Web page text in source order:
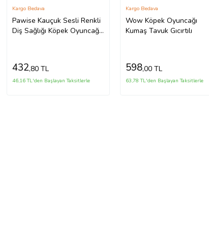
Pawise Kauçuk Sesli Renkli
Diş Sağlığı Köpek Oyuncağı
Kargo Bedava
432,80 TL
46,16 TL'den Başlayan Taksitlerle
Wow Köpek Oyuncağı
Kumaş Tavuk Gıcırtılı
Kargo Bedava
598,00 TL
63,78 TL'den Başlayan Taksitlerle